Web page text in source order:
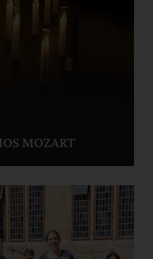
MOZART